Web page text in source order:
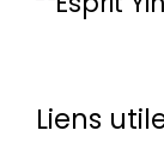
Liens